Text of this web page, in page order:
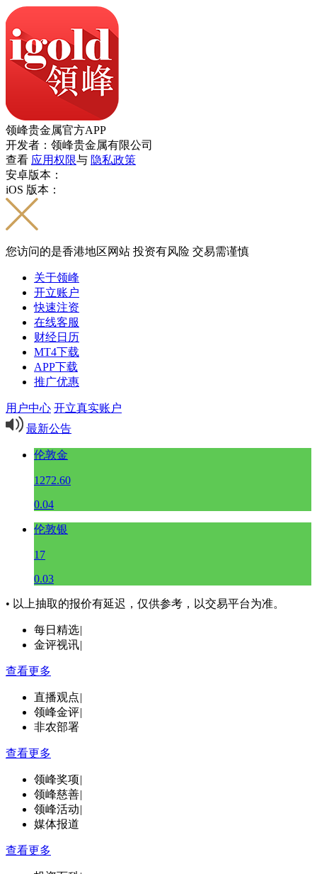
领峰贵金属官方APP
开发者：领峰贵金属有限公司
查看 应用权限与 隐私政策
安卓版本：
iOS 版本：
您访问的是香港地区网站 投资有风险 交易需谨慎
关于领峰
开立账户
快速注资
在线客服
财经日历
MT4下载
APP下载
推广优惠
用户中心 开立真实账户
最新公告
伦敦金
1272.60
0.04
伦敦银
17
0.03
• 以上抽取的报价有延迟，仅供参考，以交易平台为准。
每日精选|
金评视讯|
查看更多
直播观点|
领峰金评|
非农部署
查看更多
领峰奖项|
领峰慈善|
领峰活动|
媒体报道
查看更多